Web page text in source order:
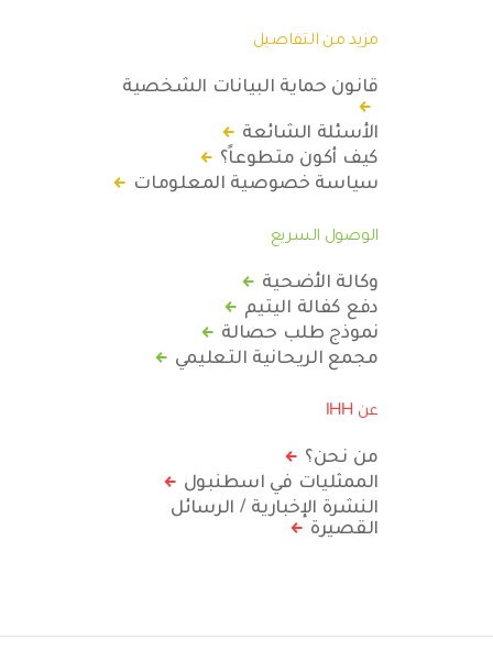
مزيد من التفاصيل
قانون حماية البيانات الشخصية
الأسئلة الشائعة
كيف أكون متطوعاً؟
سياسة خصوصية المعلومات
الوصول السريع
وكالة الأضحية
دفع كفالة اليتيم
نموذج طلب حصالة
مجمع الريحانية التعليمي
عن IHH
من نحن؟
الممثليات في اسطنبول
النشرة الإخبارية / الرسائل
القصيرة